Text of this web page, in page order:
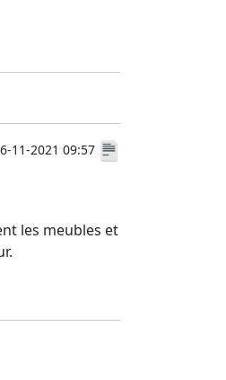
11-2021 09:57
les meubles et